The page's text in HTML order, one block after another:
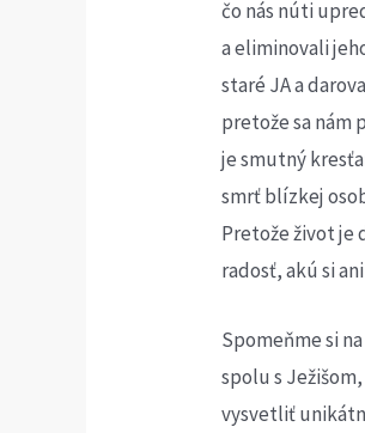
čo nás núti
a eliminovali
staré JA a
pretože sa nám
je smutný
smrť blízkej
Pretože život je
radosť, akú si
Spomeňme si
spolu s
vysvetliť